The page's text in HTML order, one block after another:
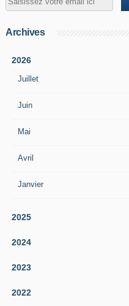
Archives
2026
Juillet
Juin
Mai
Avril
Janvier
2025
2024
2023
2022